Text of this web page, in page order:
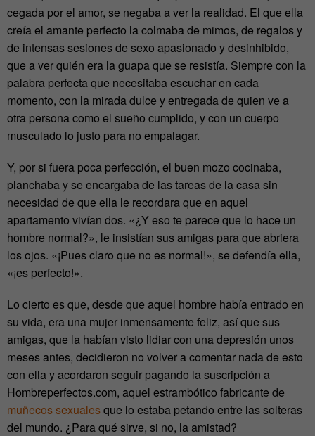
cegada por el amor, se negaba a ver la realidad. El que ella
creía el amante perfecto la colmaba de mimos, de regalos y
de intensas sesiones de sexo apasionado y desinhibido,
que a ver quién era la guapa que se resistía. Siempre con la
palabra perfecta que necesitaba escuchar en cada
momento, con la mirada dulce y entregada de quien ve a
otra persona como el sueño cumplido, y con un cuerpo
musculado lo justo para no empalagar.
Y, por si fuera poca perfección, el buen mozo cocinaba,
planchaba y se encargaba de las tareas de la casa sin
necesidad de que ella le recordara que en aquel
apartamento vivían dos. «¿Y eso te parece que lo hace un
hombre normal?», le insistían sus amigas para que abriera
los ojos. «¡Pues claro que no es normal!», se defendía ella,
«¡es perfecto!».
Lo cierto es que, desde que aquel hombre había entrado en
su vida, era una mujer inmensamente feliz, así que sus
amigas, que la habían visto lidiar con una depresión unos
meses antes, decidieron no volver a comentar nada de esto
con ella y acordaron seguir pagando la suscripción a
Hombreperfectos.com, aquel estrambótico fabricante de
muñecos sexualesque lo estaba petando entre las solteras
del mundo. ¿Para qué sirve, si no, la amistad?